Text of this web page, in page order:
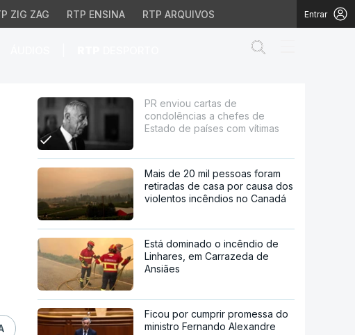
ZIG ZAG RTP ENSINA RTP ARQUIVOS Entrar
de Estado de países
PR enviou cartas de
condolências a chefes de
Estado de países com vítimas
Mais de 20 mil pessoas foram
retiradas de casa por causa dos
violentos incêndios no Canadá
Está dominado o incêndio de
Linhares, em Carrazeda de
Ansiães
Ficou por cumprir promessa do
ministro Fernando Alexandre